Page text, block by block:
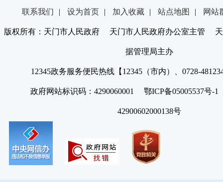
联系我们 | 设为首页 | 加入收藏 | 站点地图 | 网站
版权所有：天门市人民政府 天门市人民政府办公室主管 天
据管理局主办
12345政务服务便民热线【12345（市内）、0728-
政府网站标识码：4290060001 鄂ICP备05005537号
42900602000138号